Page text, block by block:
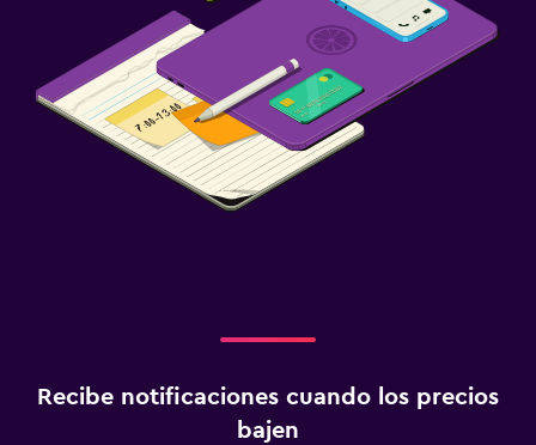
Recibe notificaciones cuando los precios
bajen